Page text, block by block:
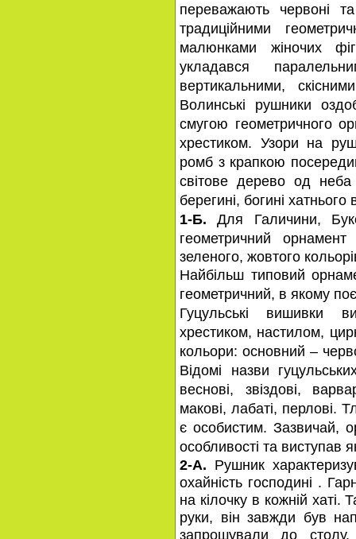
переважають червоні
традиційними
малюнками жіночих
укладався
вертикальними,
Волинські рушники
смугою геометричного
хрестиком. Узори на
ромб з крапкою
світове дерево од
берегині, богині
1-Б.Для Галичини,
геометричний
зеленого, жовтого
Найбільш типовий
геометричний, в якому
Гуцульські вишивки
хрестиком, настилом,
кольори: основний –
Відомі назви
веснові, звіздові,
макові, лабаті, перлові.
є особистим. Зазвичай,
особливості та виступав
2-А. Рушник
охайність господині .
на кілочку в кожній
руки, він завжди був
запрошували до